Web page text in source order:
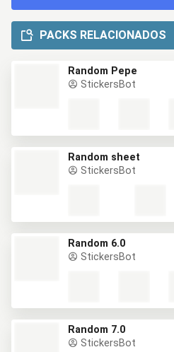
PACKS RELACIONADOS
Random Pepe
StickersBot
Random sheet
StickersBot
Random 6.0
StickersBot
Random 7.0
StickersBot